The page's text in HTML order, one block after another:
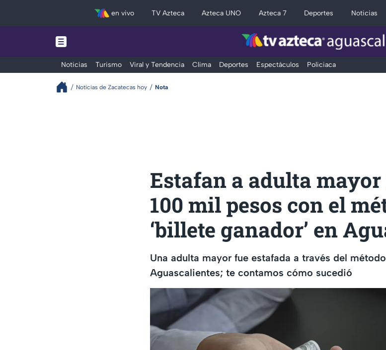
en vivo TV Azteca Azteca UNO Azteca 7 Deportes Noticias
Noticias Turismo Viral y Tendencia Clima Deportes Espectáculos Policiaca
Noticias de Zacatecas hoy Nota
Estafan a adulta mayor
100 mil pesos con el
‘billete ganador’ en
Una adulta mayor fue estafada a través del
Aguascalientes; te contamos cómo sucedió